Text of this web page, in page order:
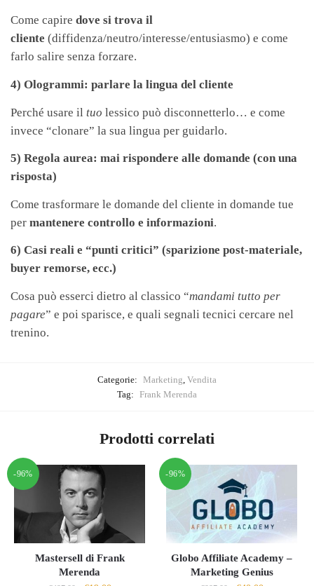
Come capire dove si trova il
cliente (diffidenza/neutro/interesse/entusiasmo) e come
farlo salire senza forzare.
4) Ologrammi: parlare la lingua del cliente
Perché usare il tuo lessico può disconnetterlo… e come
invece “clonare” la sua lingua per guidarlo.
5) Regola aurea: mai rispondere alle domande (con una
risposta)
Come trasformare le domande del cliente in domande tue
per mantenere controllo e informazioni.
6) Casi reali e “punti critici” (sparizione post-materiale,
buyer remorse, ecc.)
Cosa può esserci dietro al classico “mandami tutto per
pagare” e poi sparisce, e quali segnali tecnici cercare nel
trenino.
Categorie: Marketing Vendita
Tag: Frank Merenda
Prodotti correlati
-96%
Mastersell di Frank
Merenda
-96%
Globo Affiliate Academy –
Marketing Genius